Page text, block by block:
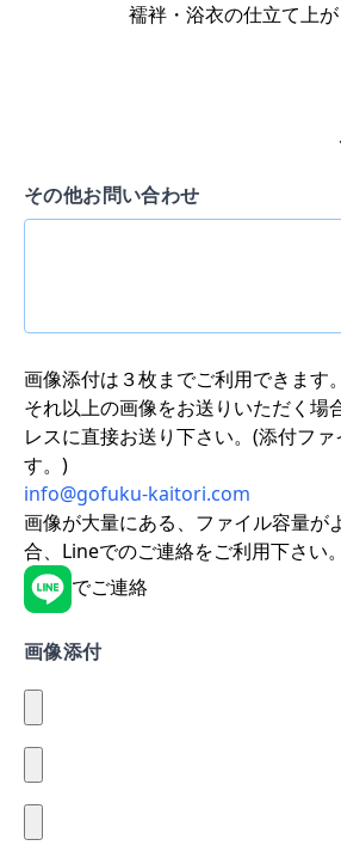
襦袢・浴衣の仕立て上が
その他お問い合わせ
画像添付は３枚までご利用できます
それ以上の画像をお送りいただく場
レスに直接お送り下さい。(添付フ
す。)
info@gofuku-kaitori.com
画像が大量にある、ファイル容量が
合、Lineでのご連絡をご利用下さい。
でご連絡
画像添付